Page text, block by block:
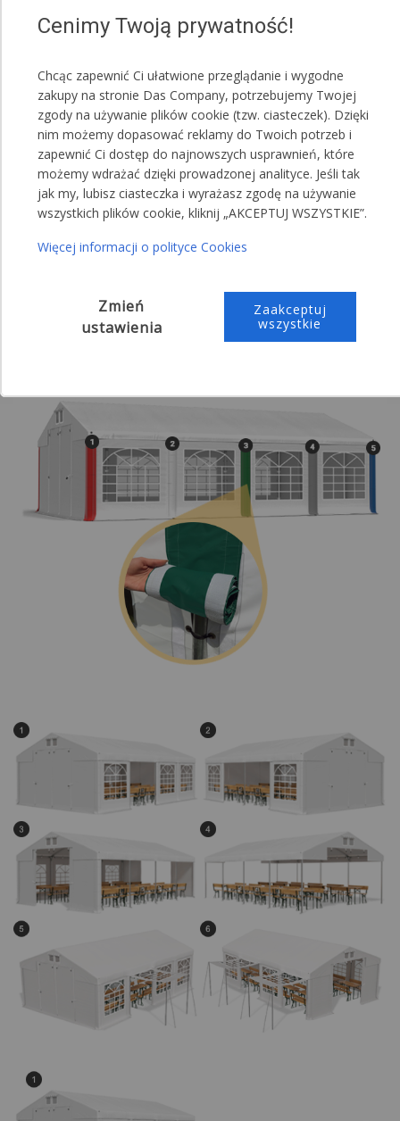
Biały
Zielony
Szary
Niebieski
UWAGA!
Jeden namiot może posiadać różne kolory maskownic.
Przykładowa treść wiadomości do sprzedającego:
zielonego"
,,Proszę o przesłanie maskownic koloru: 5
czerwonego, 4 zielonego i 1 niebieskiego"
Cenimy Twoją prywatność!
Chcąc zapewnić Ci ułatwione przeglądanie i wygodne
zakupy na stronie Das Company, potrzebujemy Twojej
zgody na używanie plików cookie (tzw. ciasteczek). Dzięki
nim możemy dopasować reklamy do Twoich potrzeb i
zapewnić Ci dostęp do najnowszych usprawnień, które
możemy wdrażać dzięki prowadzonej analityce. Jeśli tak
jak my, lubisz ciasteczka i wyrażasz zgodę na używanie
wszystkich plików cookie, kliknij „AKCEPTUJ WSZYSTKIE”.
Więcej informacji o polityce Cookies
Zmień
ustawienia
Zaakceptuj
wszystkie